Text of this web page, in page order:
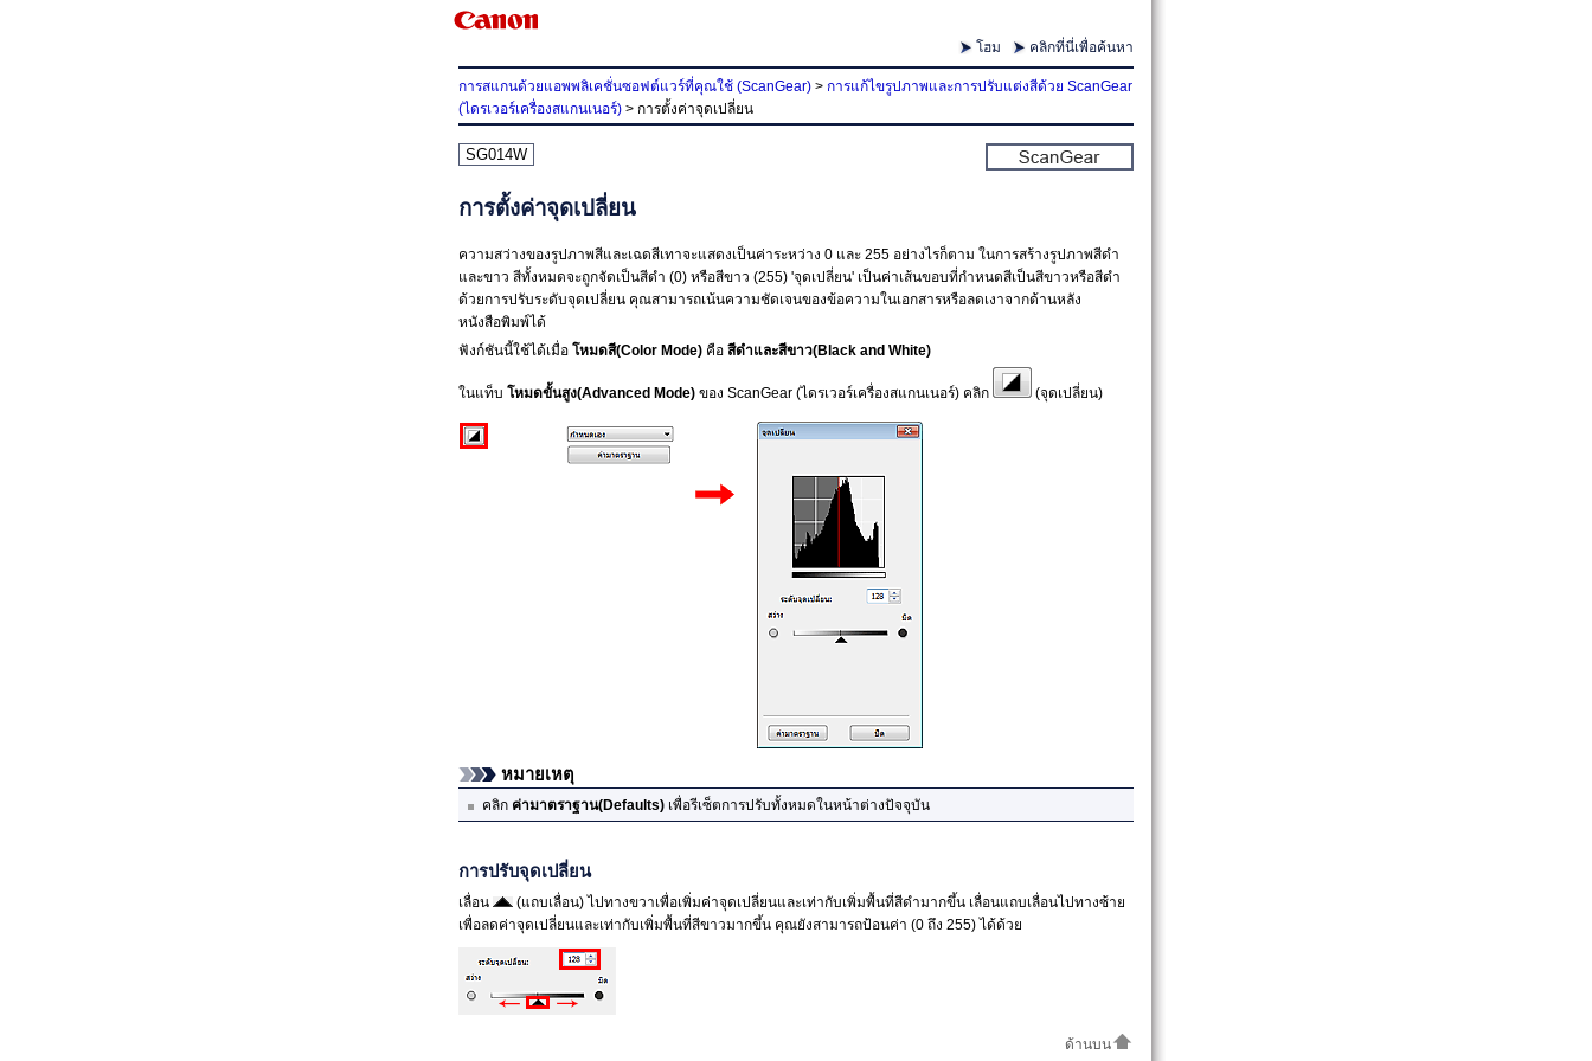
โฮม คลิกที่นี่เพื่อค้นหา
การสแกนด้วยแอพพลิเคชั่นซอฟต์แวร์ที่คุณใช้ (ScanGear) > การแก้ไขรูปภาพและการปรับแต่งสีด้วย ScanGear
(ไดรเวอร์เครื่องสแกนเนอร์) > การตั้งค่าจุดเปลี่ยน
SG014W
การตั้งค่าจุดเปลี่ยน
ความสว่างของรูปภาพสีและเฉดสีเทาจะแสดงเป็นค่าระหว่าง 0 และ 255 อย่างไรก็ตาม ในการสร้างรูปภาพสีดำ
และขาว สีทั้งหมดจะถูกจัดเป็นสีดำ (0) หรือสีขาว (255) 'จุดเปลี่ยน' เป็นค่าเส้นขอบที่กำหนดสีเป็นสีขาวหรือสีดำ
ด้วยการปรับระดับจุดเปลี่ยน คุณสามารถเน้นความชัดเจนของข้อความในเอกสารหรือลดเงาจากด้านหลัง
หนังสือพิมพ์ได้
ฟังก์ชันนี้ใช้ได้เมื่อ โหมดสี(Color Mode) คือ สีดำและสีขาว(Black and White)
ในแท็บ โหมดขั้นสูง(Advanced Mode) ของ ScanGear (ไดรเวอร์เครื่องสแกนเนอร์) คลิก (จุดเปลี่ยน)
หมายเหตุ
คลิก ค่ามาตราฐาน(Defaults) เพื่อรีเซ็ตการปรับทั้งหมดในหน้าต่างปัจจุบัน
การปรับจุดเปลี่ยน
เลื่อน (แถบเลื่อน) ไปทางขวาเพื่อเพิ่มค่าจุดเปลี่ยนและเท่ากับเพิ่มพื้นที่สีดำมากขึ้น เลื่อนแถบเลื่อนไปทางซ้าย
เพื่อลดค่าจุดเปลี่ยนและเท่ากับเพิ่มพื้นที่สีขาวมากขึ้น คุณยังสามารถป้อนค่า (0 ถึง 255) ได้ด้วย
ด้านบน